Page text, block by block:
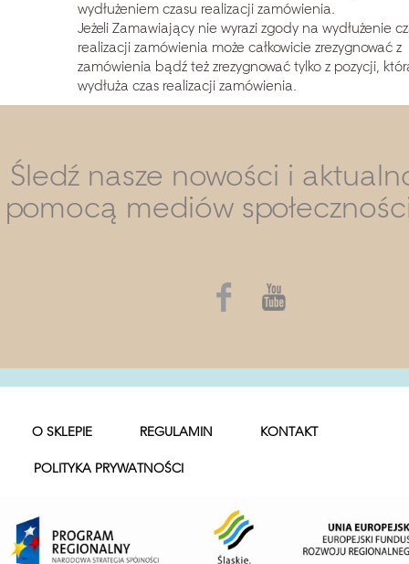
wydłużeniem czasu realizacji zamówienia.
Jeżeli Zamawiający nie wyrazi zgody na wydłużenie
realizacji zamówienia może całkowicie zrezygnować z
zamówienia bądź też zrezygnować tylko z pozycji,
wydłuża czas realizacji zamówienia.
Śledź nasze nowości i
pomocą mediów
O SKLEPIE REGULAMIN KONTAKT
POLITYKA PRYWATNOŚCI